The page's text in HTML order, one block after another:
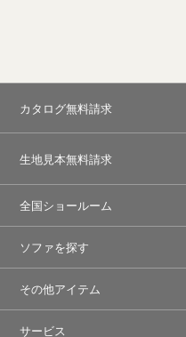
カタログ無料請求
生地見本無料請求
全国ショールーム
ソファを探す
その他アイテム
サービス